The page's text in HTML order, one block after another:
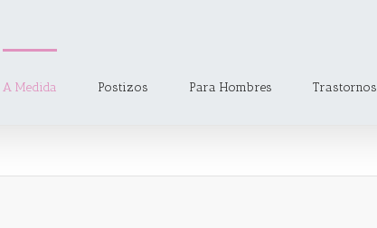
A Medida Postizos Para Hombres